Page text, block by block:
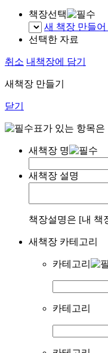
책장선택
새 책장 만들어
선택한 자료
취소 내책장에 담기
새책장 만들기
닫기
표가 있는 항목
새책장 명
새책장 설명
책장설명은 [내 책
새책장 카테고리
카테고리
카테고리